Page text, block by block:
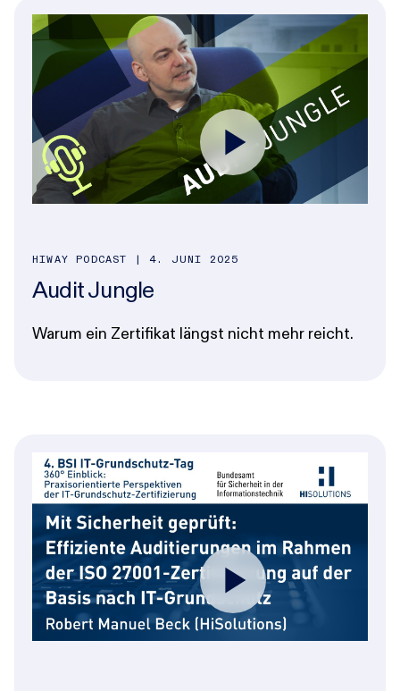
HIWAY PODCAST | 4. JUNI 2025
Audit Jungle
Warum ein Zertifikat längst nicht mehr reicht.